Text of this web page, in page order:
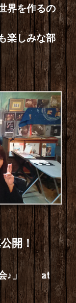
界を作るの
楽しみな部
開！
子会♪」 at